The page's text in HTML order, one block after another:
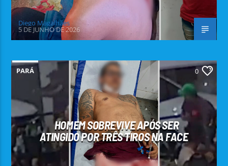
Diego Magalhães
5 DE JUNHO DE 2026
PARÁ 0
HOMEM SOBREVIVE APÓS SER
ATINGIDO POR TRÊS TIROS NA FACE